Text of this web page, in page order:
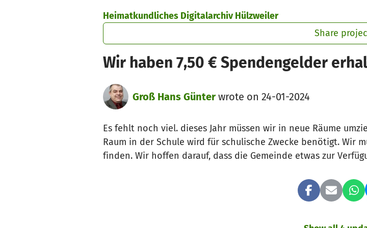
Heimatkundliches Digitalarchiv Hülzweiler
Share
Wir haben 7,50 € Spendengelder
Groß Hans Günter wrote on 24-01-2024
Es fehlt noch viel. dieses Jahr müssen wir in neue Räume
Raum in der Schule wird für schulische Zwecke benötigt. Wir
finden. Wir hoffen darauf, dass die Gemeinde etwas zur